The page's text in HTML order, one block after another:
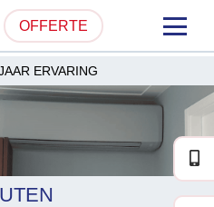
OFFERTE
ERVARING